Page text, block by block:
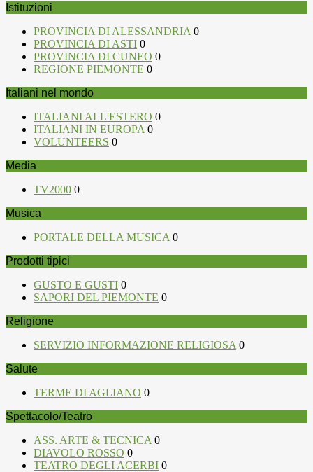
Istituzioni
PROVINCIA DI ALESSANDRIA 0
PROVINCIA DI ASTI 0
PROVINCIA DI CUNEO 0
REGIONE PIEMONTE 0
Italiani nel mondo
ITALIANI ALL'ESTERO 0
ITALIANI IN EUROPA 0
VOLUNTEERS 0
Media
TV2000 0
Musica
PORTALE DELLA MUSICA 0
Prodotti tipici
GUSTO E GUSTI 0
SAPORI DEL PIEMONTE 0
Religione
SERVIZIO INFORMAZIONE RELIGIOSA 0
Salute
TERME DI AGLIANO 0
Spettacolo/Teatro
ASS. ARTE & TECNICA 0
DIAVOLO ROSSO 0
TEATRO DEGLI ACERBI 0